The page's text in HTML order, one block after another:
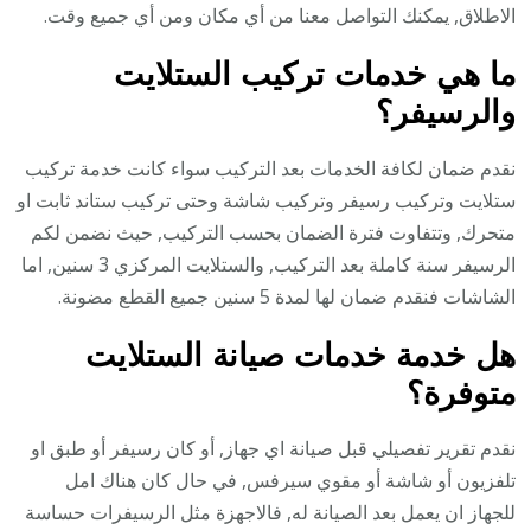
الاطلاق, يمكنك التواصل معنا من أي مكان ومن أي جميع وقت.
ما هي خدمات تركيب الستلايت
والرسيفر؟
نقدم ضمان لكافة الخدمات بعد التركيب سواء كانت خدمة تركيب
ستلايت وتركيب رسيفر وتركيب شاشة وحتى تركيب ستاند ثابت او
متحرك, وتتفاوت فترة الضمان بحسب التركيب, حيث نضمن لكم
الرسيفر سنة كاملة بعد التركيب, والستلايت المركزي 3 سنين, اما
الشاشات فنقدم ضمان لها لمدة 5 سنين جميع القطع مضونة.
هل خدمة خدمات صيانة الستلايت
متوفرة؟
نقدم تقرير تفصيلي قبل صيانة اي جهاز, أو كان رسيفر أو طبق او
تلفزيون أو شاشة أو مقوي سيرفس, في حال كان هناك امل
للجهاز ان يعمل بعد الصيانة له, فالاجهزة مثل الرسيفرات حساسة